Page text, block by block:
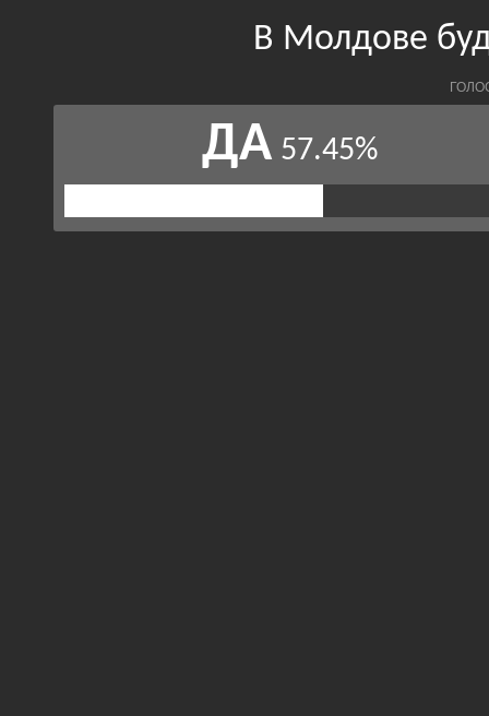
В Молдове
ДА 57.45%